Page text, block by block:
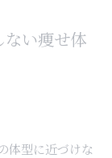
ない痩せ体
体型に近づけな